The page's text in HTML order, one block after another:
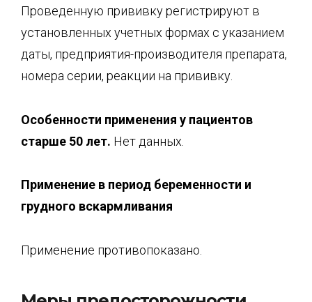
Проведенную прививку регистрируют в
установленных учетных формах с указанием
даты, предприятия-производителя препарата,
номера серии, реакции на прививку.
Особенности применения у пациентов
старше 50 лет. Нет данных.
Применение в период беременности и
грудного вскармливания
Применение противопоказано.